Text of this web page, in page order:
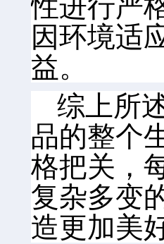
性进行严
因环境适
益。
综上所
品的整个
格把关，
复杂多变
造更加美